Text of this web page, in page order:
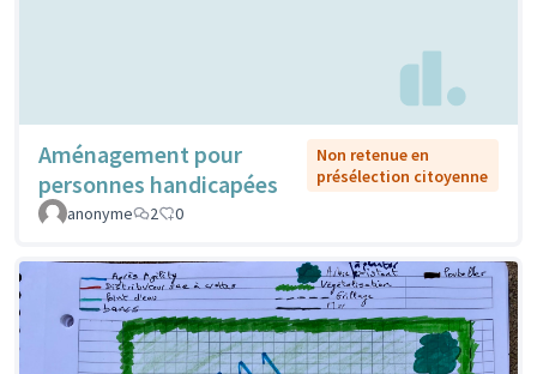
Aménagement pour
personnes handicapées
Non retenue en
présélection citoyenne
anonyme
2 0